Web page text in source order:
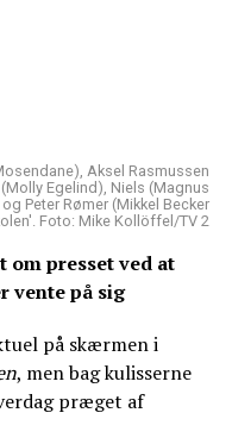
Aksel Rasmussen
Egelind), Niels (Magnus
Peter Rømer (Mikkel Becker
Foto: Mike Kollöffel/TV 2
presset ved at
vente på sig
på skærmen i
, men bag kulisserne
præget af